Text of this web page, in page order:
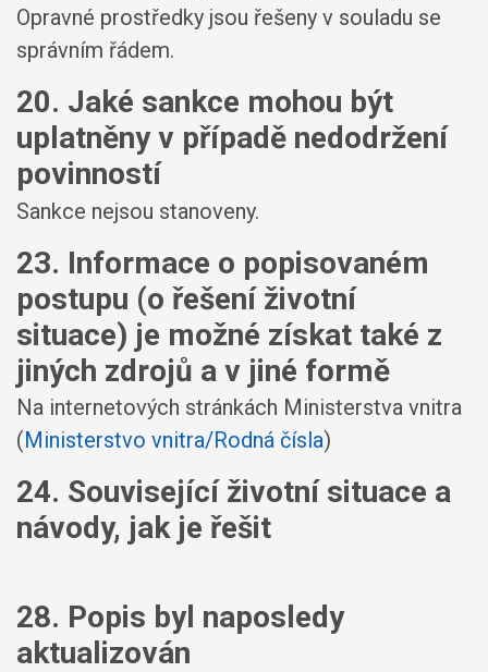
Opravné prostředky jsou řešeny v souladu se
správním řádem.
20. Jaké sankce mohou být
uplatněny v případě nedodržení
povinností
Sankce nejsou stanoveny.
23. Informace o popisovaném
postupu (o řešení životní
situace) je možné získat také z
jiných zdrojů a v jiné formě
Na internetových stránkách Ministerstva vnitra
(Ministerstvo vnitra/Rodná čísla)
24. Související životní situace a
návody, jak je řešit
28. Popis byl naposledy
aktualizován